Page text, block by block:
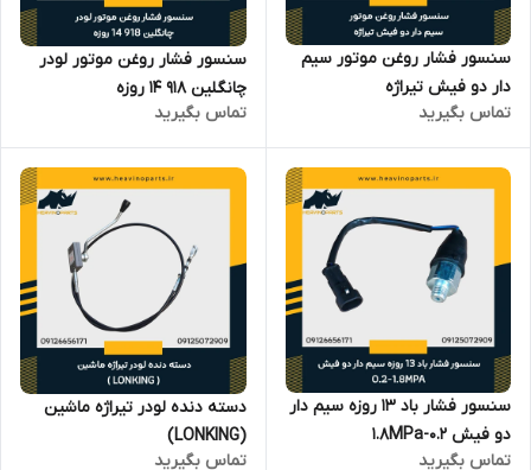
سنسور فشار روغن موتور سیم
دار دو فیش تیراژه
تماس بگیرید
سنسور فشار روغن موتور لودر
چانگلین 918 14 روزه
تماس بگیرید
سنسور فشار باد 13 روزه سیم دار
دو فیش 0.2-1.8MPa
تماس بگیرید
دسته دنده لودر تیراژه ماشین
(LONKING)
تماس بگیرید